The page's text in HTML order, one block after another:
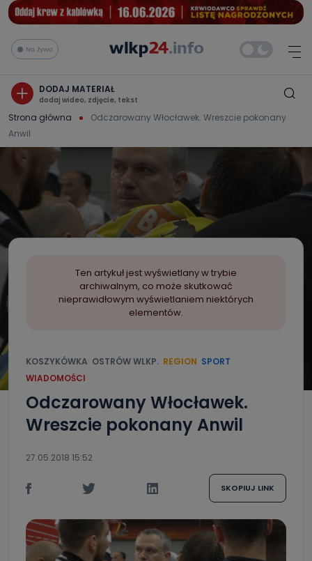
Na żywo
DODAJ MATERIAŁ
dodaj wideo, zdjęcie, tekst
Strona główna
Odczarowany Włocławek. Wreszcie pokonany
Anwil
Ten artykuł jest wyświetlany w trybie
archiwalnym, co może skutkować
nieprawidłowym wyświetlaniem niektórych
elementów.
KOSZYKÓWKA OSTRÓW WLKP. REGION SPORT
WIADOMOŚCI
Odczarowany Włocławek.
Wreszcie pokonany Anwil
27.05.2018 15:52
SKOPIUJ LINK